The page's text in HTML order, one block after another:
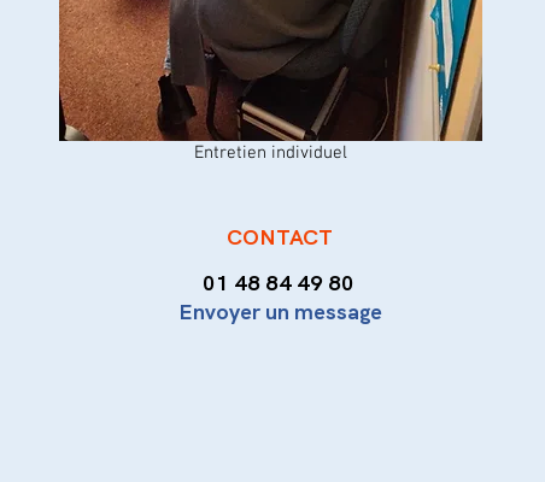
Entretien individuel
01 48 84 49 80
Envoyer un message
CONTACT